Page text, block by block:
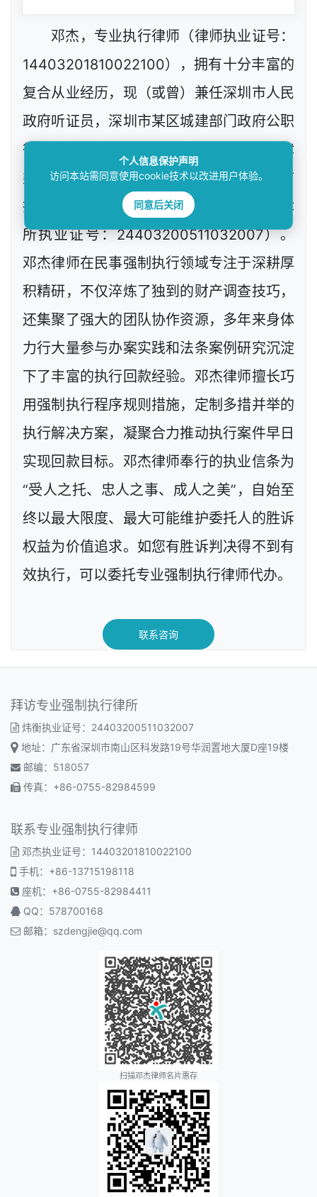
邓杰，专业执行律师（律师执业证号：
14403201810022100），拥有十分丰富的
复合从业经历，现（或曾）兼任深圳市人民
政府听证员，深圳市某区城建部门政府公职
律师、政府工程定标专家，深圳市政府法律
类采购评审专家，网络技术工程师等，目前
执业于北京市炜衡（深圳）律师事务所（律
所执业证号：24403200511032007）。
邓杰律师在民事强制执行领域专注于深耕厚
积精研，不仅淬炼了独到的财产调查技巧，
还集聚了强大的团队协作资源，多年来身体
力行大量参与办案实践和法条案例研究沉淀
下了丰富的执行回款经验。邓杰律师擅长巧
用强制执行程序规则措施，定制多措并举的
执行解决方案，凝聚合力推动执行案件早日
实现回款目标。邓杰律师奉行的执业信条为
“受人之托、忠人之事、成人之美”，自始至
终以最大限度、最大可能维护委托人的胜诉
权益为价值追求。如您有胜诉判决得不到有
效执行，可以委托专业强制执行律师代办。
联系咨询
拜访专业强制执行律所
炜衡执业证号：24403200511032007
地址：广东省深圳市南山区科发路19号华润置地大厦D座19楼
邮编：518057
传真：+86-0755-82984599
联系专业强制执行律师
邓杰执业证号：14403201810022100
手机：+86-13715198118
座机：+86-0755-82984411
QQ：578700168
邮箱： szdengjie@qq.com
扫描邓杰律师名片惠存
个人信息保护声明
访问本站需同意使用cookie技术以改进用户体验。
同意后关闭